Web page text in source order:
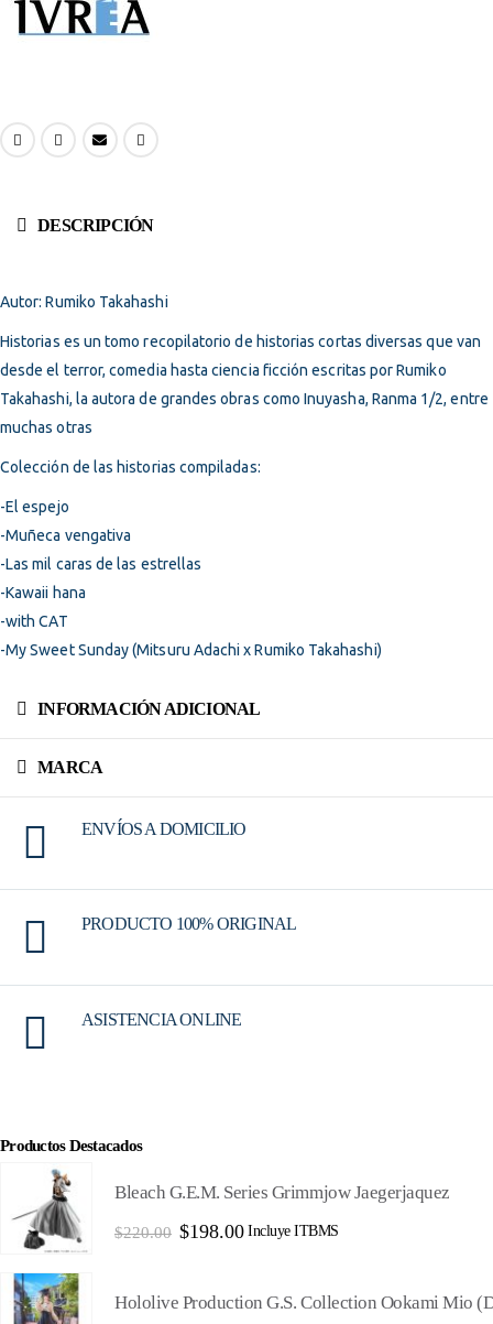
DESCRIPCIÓN
Autor: Rumiko Takahashi
Historias es un tomo recopilatorio de historias cortas diversas que van
desde el terror, comedia hasta ciencia ficción escritas por Rumiko
Takahashi, la autora de grandes obras como Inuyasha, Ranma 1/2, entre
muchas otras
Colección de las historias compiladas:
-El espejo
-Muñeca vengativa
-Las mil caras de las estrellas
-Kawaii hana
-with CAT
-My Sweet Sunday (Mitsuru Adachi x Rumiko Takahashi)
INFORMACIÓN ADICIONAL
MARCA
ENVÍOS A DOMICILIO
PRODUCTO 100% ORIGINAL
ASISTENCIA ONLINE
Productos Destacados
Bleach G.E.M. Series Grimmjow Jaegerjaquez
$220.00 El
$220.00.
$198.00El
$198.00.
Incluye ITBMS
Hololive Production G.S. Collection Ookami Mio